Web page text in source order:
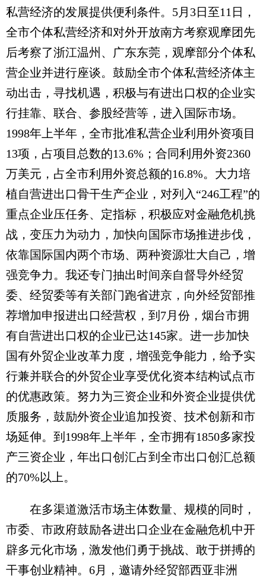
私营经济的发展提供便利条件。5月3日至11日，
全市个体私营经济和对外开放南方考察观摩团先
后考察了浙江温州、广东东莞，观摩部分个体私
营企业并进行座谈。鼓励全市个体私营经济体主
动出击，寻找机遇，积极与有进出口权的企业实
行挂靠、联合、参股经营等，进入国际市场。
1998年上半年，全市批准私营企业利用外资项目
13项，占项目总数的13.6%；合同利用外资2360
万美元，占全市利用外资总额的16.8%。大力培
植自营进出口骨干生产企业，对列入“246工程”的
重点企业压任务、定指标，积极应对金融危机挑
战，变压力为动力，加快向国际市场推进步伐，
依靠国际国内两个市场、两种资源壮大自己，增
强竞争力。我还专门抽出时间亲自督导外经贸
委、经贸委等有关部门跑省进京，向外经贸部推
荐增加申报进出口经营权，到7月份，烟台市拥
有自营进出口权的企业已达145家。进一步加快
国有外贸企业改革力度，增强竞争能力，给予实
行兼并联合的外贸企业享受优化资本结构试点市
的优惠政策。努力为三资企业和外资企业提供优
质服务，鼓励外资企业追加投资、技术创新和市
场延伸。到1998年上半年，全市拥有1850多家投
产三资企业，年出口创汇占到全市出口创汇总额
的70%以上。
在多渠道激活市场主体数量、规模的同时，
市委、市政府鼓励各进出口企业在金融危机中开
辟多元化市场，激发他们勇于挑战、敢于拼搏的
干事创业精神。6月，邀请外经贸部西亚非洲